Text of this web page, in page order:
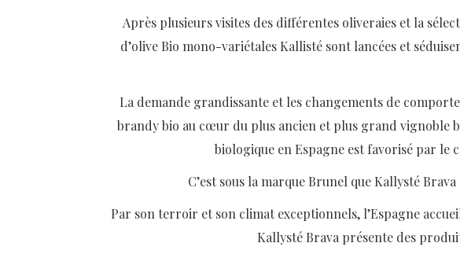
Après plusieurs visites des différentes oliveraies et la
d’olive Bio mono-variétales Kallisté sont lancées et
La demande grandissante et les changements de
brandy bio au cœur du plus ancien et plus grand vignoble
biologique en Espagne est favorisé par le
C’est sous la marque Brunel que Kallysté
Par son terroir et son climat exceptionnels, l’Espagne
Kallysté Brava présente des